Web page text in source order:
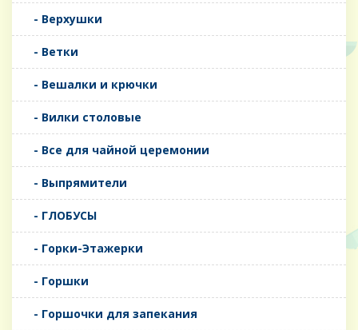
- Верхушки
- Ветки
- Вешалки и крючки
- Вилки столовые
- Все для чайной церемонии
- Выпрямители
- ГЛОБУСЫ
- Горки-Этажерки
- Горшки
- Горшочки для запекания